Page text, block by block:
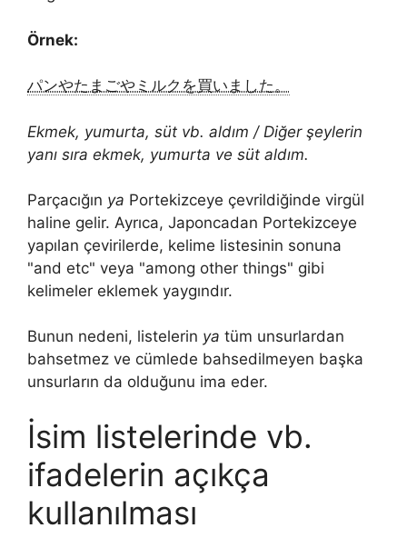
Örnek:
パンやたまごやミルクを買いました。
Ekmek, yumurta, süt vb. aldım / Diğer şeylerin
yanı sıra ekmek, yumurta ve süt aldım.
Parçacığın ya Portekizceye çevrildiğinde virgül
haline gelir. Ayrıca, Japoncadan Portekizceye
yapılan çevirilerde, kelime listesinin sonuna
"and etc" veya "among other things" gibi
kelimeler eklemek yaygındır.
Bunun nedeni, listelerin ya tüm unsurlardan
bahsetmez ve cümlede bahsedilmeyen başka
unsurların da olduğunu ima eder.
İsim listelerinde vb.
ifadelerin açıkça
kullanılması